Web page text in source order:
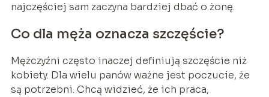
najczęściej sam zaczyna bardziej dbać o żonę.
Co dla męża oznacza szczęście?
Mężczyźni często inaczej definiują szczęście niż
kobiety. Dla wielu panów ważne jest poczucie, że
są potrzebni. Chcą widzieć, że ich praca,